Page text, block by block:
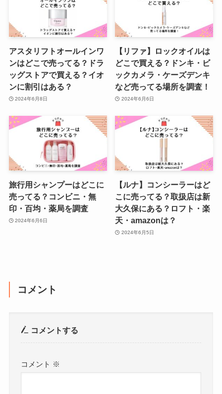
アスタリフトオールインワ
ンはどこで売ってる？ドラ
ッグストアで買える？イオ
ンに割引はある？
2024年6月8日
【リファ】ロックオイルは
どこで買える？ドンキ・ビ
ックカメラ・ケーズデンキ
など売ってる場所を調査！
2024年6月6日
旅行用シャンプーはどこに
売ってる？コンビニ・無
印・百均・薬局を調査
2024年6月6日
【ルナ】コンシーラーはど
こに売ってる？取扱店は新
大久保にある？ロフト・楽
天・amazonは？
2024年6月5日
コメント
コメントする
コメント ※